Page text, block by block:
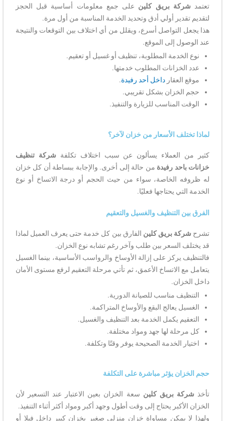
تعتمد شركة بريق كلين على جمع معلومات أساسية قبل الحجز
لتقديم تقدير أولي أدق وتحديد الخدمة المناسبة من أول مرة.
هذا يجعل التواصل أسرع، ويقلل من أي اختلاف بين التوقعات والنتيجة
عند الوصول إلى الموقع.
نوع الخدمة المطلوبة، تنظيف أو غسيل أو تعقيم.
عدد الخزانات المطلوب خدمتها.
موقع العقارداخل أحد رفيدة.
حجم الخزان بشكل تقريبي.
الوقت المناسب للزيارة والتنفيذ.
لماذا تختلف الأسعار من خزان لآخر؟
كثير من العملاء يسألون عن سبب اختلاف تكلفة شركة تنظيف
خزانات باحد رفيدة من حالة إلى أخرى. والإجابة ببساطة أن كل خزان
له ظروفه الخاصة، سواء من حيث الحجم أو درجة الاتساخ أو نوع
الخدمة التي يحتاجها فعليًا.
الفرق بين التنظيف والغسيل والتعقيم
تشرح شركة بريق كلين الفارق بين كل خدمة حتى يعرف العميل لماذا
قد يختلف السعر بين طلب وآخر رغم تشابه نوع الخزان.
فالتنظيف يركز على إزالة الأوساخ والرواسب الأساسية، بينما الغسيل
يتعامل مع الاتساخ الأعمق، ثم تأتي مرحلة التعقيم لرفع مستوى الأمان
داخل الخزان.
التنظيف مناسب للصيانة الدورية.
الغسيل يعالج البقع والأوساخ المتراكمة.
التعقيم يكمل الخدمة بعد التنظيف والغسيل.
كل مرحلة لها جهد ومواد مختلفة.
اختيار الخدمة الصحيحة يوفر وقتًا وتكلفة.
حجم الخزان يؤثر مباشرة على التكلفة
تأخذ شركة بريق كلين سعة الخزان بعين الاعتبار عند التسعير لأن
الخزان الأكبر يحتاج إلى وقت أطول وجهد أكبر ومواد أكثر أثناء التنفيذ.
ولهذا لا يمكن مساواة خزان منزلي صغير بخزان كبير داخل فيلا أو